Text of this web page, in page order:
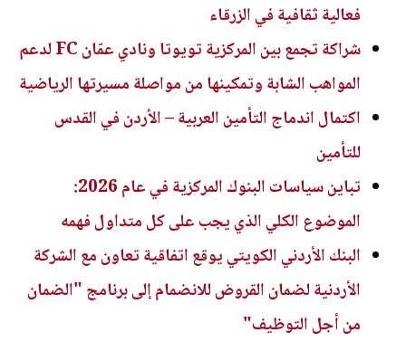
فعالية ثقافية في الزرقاء
شراكة تجمع بين المركزية تويوتا ونادي عمّان FC لدعم
المواهب الشابة وتمكينها من مواصلة مسيرتها الرياضية
اكتمال اندماج التأمين العربية – الأردن في القدس
للتأمين
تباين سياسات البنوك المركزية في عام 2026:
الموضوع الكلي الذي يجب على كل متداول فهمه
البنك الأردني الكويتي يوقع اتفاقية تعاون مع الشركة
الأردنية لضمان القروض للانضمام إلى برنامج "الضمان
من أجل التوظيف"